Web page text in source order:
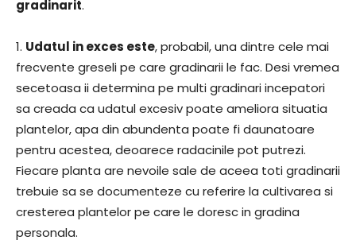
gradinarit.
1. Udatul in exces este, probabil, una dintre cele mai
frecvente greseli pe care gradinarii le fac. Desi vremea
secetoasa ii determina pe multi gradinari incepatori
sa creada ca udatul excesiv poate ameliora situatia
plantelor, apa din abundenta poate fi daunatoare
pentru acestea, deoarece radacinile pot putrezi.
Fiecare planta are nevoile sale de aceea toti gradinarii
trebuie sa se documenteze cu referire la cultivarea si
cresterea plantelor pe care le doresc in gradina
personala.